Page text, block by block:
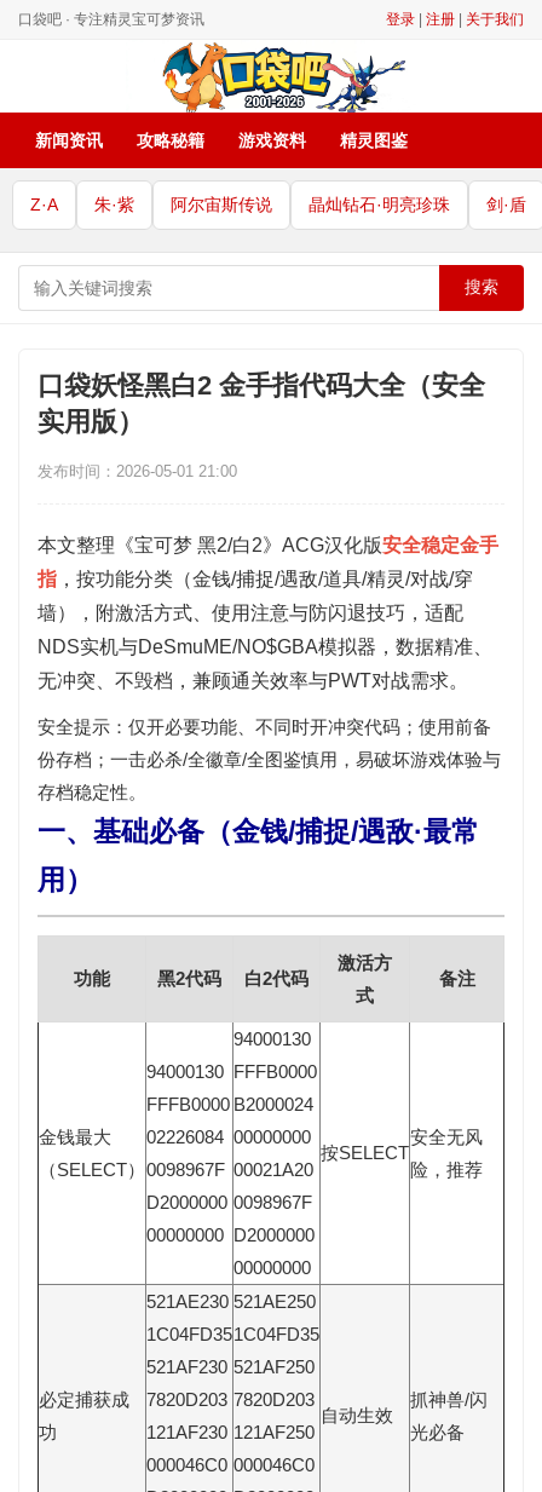
口袋吧 · 专注精灵宝可梦资讯 登录 注册 关于我们
新闻资讯 攻略秘籍 游戏资料 精灵图鉴
Z·A 朱·紫 阿尔宙斯传说 晶灿钻石·明亮珍珠 剑·盾
搜索
口袋妖怪黑白2 金手指代码大全（安全
实用版）
发布时间：2026-05-01 21:00
本文整理《宝可梦 黑2/白2》ACG汉化版安全稳定金手
指 ，按功能分类（金钱/捕捉/遇敌/道具/精灵/对战/穿
墙），附激活方式、使用注意与防闪退技巧，适配
NDS实机与DeSmuME/NO$GBA模拟器，数据精准、
无冲突、不毁档，兼顾通关效率与PWT对战需求。
安全提示： 仅开必要功能、不同时开冲突代码 ； 使用前备
份存档 ； 一击必杀/全徽章/全图鉴慎用 ，易破坏游戏体验与
存档稳定性。
一、基础必备（金钱/捕捉/遇敌·最常
用）
功能 黑2代码 白2代码
激活方
式
备注
金钱最大
（SELECT）
94000130
FFFB0000
02226084
0098967F
D2000000
00000000
94000130
FFFB0000
B2000024
00000000
00021A20
0098967F
D2000000
00000000
按SELECT
安全无风
险，推荐
必定捕获成
功
521AE230
1C04FD35
521AF230
7820D203
121AF230
000046C0
521AE250
1C04FD35
521AF250
7820D203
121AF250
000046C0
自动生效
抓神兽/闪
光必备